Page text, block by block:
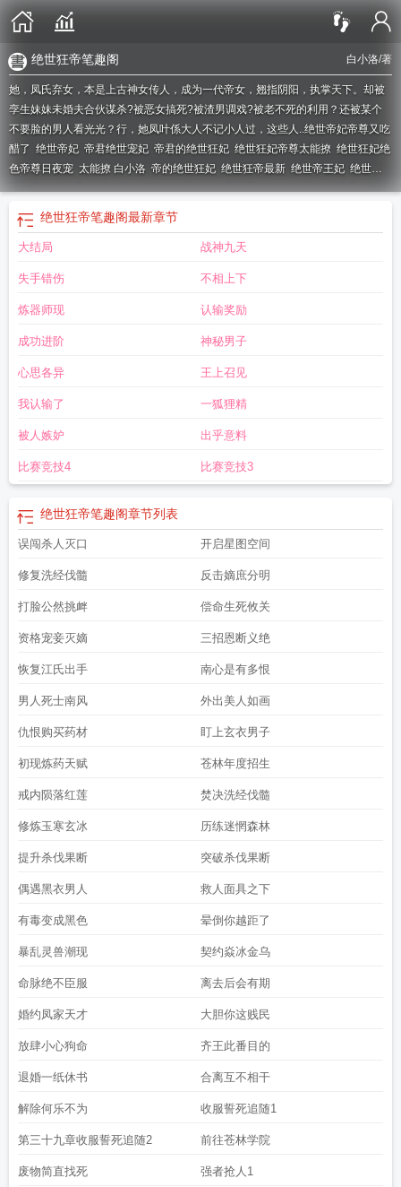
白小洛/著
绝世狂帝笔趣阁
她，凤氏弃女，本是上古神女传人，成为一代帝女，翘指阴阳，执掌天下。却被
孪生妹妹未婚夫合伙谋杀?被恶女搞死?被渣男调戏?被老不死的利用？还被某个
不要脸的男人看光光？行，她凤叶係大人不记小人过，这些人..绝世帝妃帝尊又吃
醋了 绝世帝妃 帝君绝世宠妃 帝君的绝世狂妃 绝世狂妃帝尊太能撩 绝世狂妃绝
色帝尊日夜宠 太能撩 白小洛 帝的绝世狂妃 绝世狂帝最新 绝世帝王妃 绝世狂
帝免费阅读楚君绝世狂帝笔趣阁绝世狂妃妖孽帝君太粘人绝世狂妃帝君太能
绝世帝君 绝世狂妃帝君 绝世狂帝完结
世狂妃帝尊日夜宠
绝世狂帝笔趣阁最新章节
大结局 战神九天
失手错伤 不相上下
炼器师现 认输奖励
成功进阶 神秘男子
心思各异 王上召见
我认输了 一狐狸精
被人嫉妒 出乎意料
比赛竞技4 比赛竞技3
绝世狂帝笔趣阁章节列表
误闯杀人灭口 开启星图空间
修复洗经伐髓 反击嫡庶分明
打脸公然挑衅 偿命生死攸关
资格宠妾灭嫡 三招恩断义绝
恢复江氏出手 南心是有多恨
男人死士南风 外出美人如画
仇恨购买药材 盯上玄衣男子
初现炼药天赋 苍林年度招生
戒内陨落红莲 焚决洗经伐髓
修炼玉寒玄冰 历练迷惘森林
提升杀伐果断 突破杀伐果断
偶遇黑衣男人 救人面具之下
有毒变成黑色 晕倒你越距了
暴乱灵兽潮现 契约焱冰金乌
命脉绝不臣服 离去后会有期
婚约凤家天才 大胆你这贱民
放肆小心狗命 齐王此番目的
退婚一纸休书 合离互不相干
解除何乐不为 收服誓死追随1
第三十九章收服誓死追随2 前往苍林学院
废物简直找死 强者抢人1